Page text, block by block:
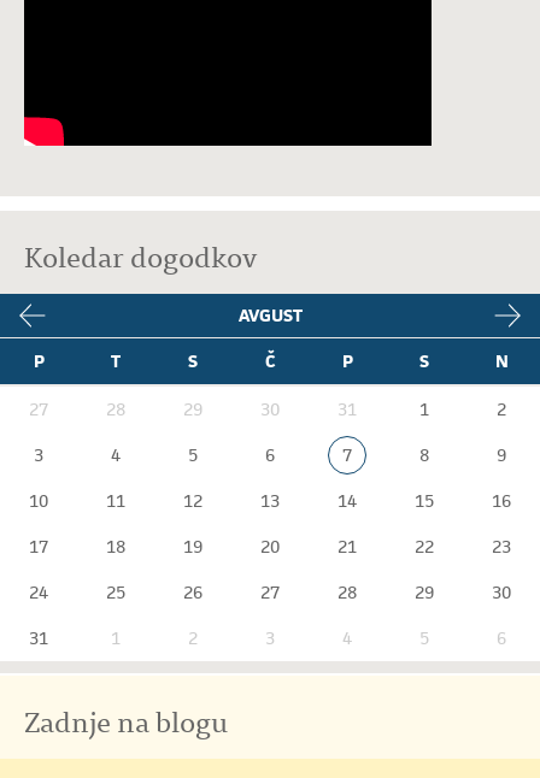
Koledar dogodkov
AVGUST
P
T S Č P S N
27 28 29 30 31 1
2
3
4 5 6 7 8
9
10
11 12 13 14 15
16
17
18 19 20 21 22
23
24
25 26 27 28 29
30
31
1 2 3 4 5 6
Zadnje na blogu